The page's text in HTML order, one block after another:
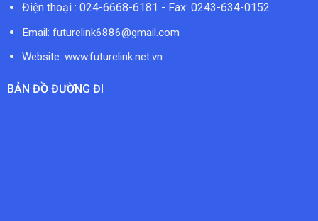
Điện thoại : 024-6668-6181 - Fax: 0243-634-0152
Email: futurelink6886@gmail.com
Website: www.futurelink.net.vn
BẢN ĐỒ ĐƯỜNG ĐI